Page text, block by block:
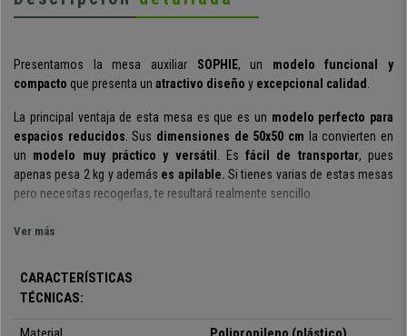
Presentamos la mesa auxiliar SOPHIE, un modelo funcional y
compacto que presenta un atractivo diseño y excepcional calidad
La principal ventaja de esta mesa es que es un modelo perfecto para
espacios reducidos . Sus dimensiones de 50x50 cm la convierten en
un modelo muy práctico y versátil . Esfácil de transportar, pues
apenas pesa 2 kg y además es apilable. Si tienes varias de estas mesas
pero necesitas recogerlas, te resultará realmente sencillo.
También
resistente a los rayos UV
cerca de una ventana sin temor a que los rayos solares dañen el
Ver más
CARACTERÍSTICAS
TÉCNICAS: